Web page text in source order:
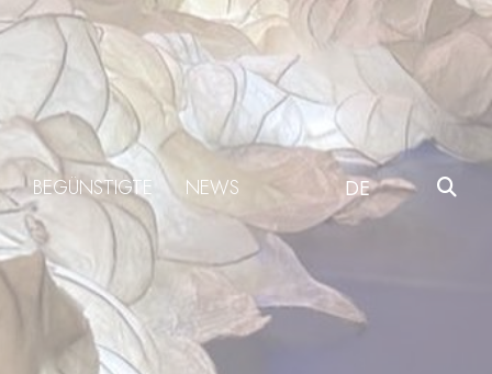
BEGÜNSTIGTE NEWS DE